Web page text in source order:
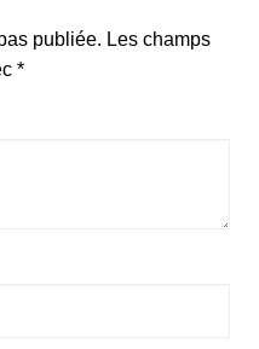
publiée. Les champs
*